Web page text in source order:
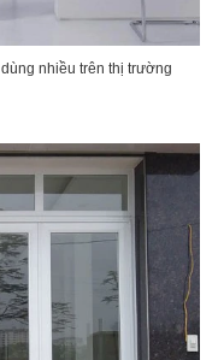
nhiều trên thị trường